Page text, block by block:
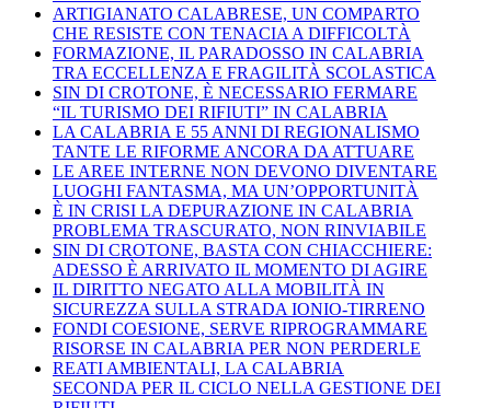
ARTIGIANATO CALABRESE, UN COMPARTO
CHE RESISTE CON TENACIA A DIFFICOLTÀ
FORMAZIONE, IL PARADOSSO IN CALABRIA
TRA ECCELLENZA E FRAGILITÀ SCOLASTICA
SIN DI CROTONE, È NECESSARIO FERMARE
“IL TURISMO DEI RIFIUTI” IN CALABRIA
LA CALABRIA E 55 ANNI DI REGIONALISMO
TANTE LE RIFORME ANCORA DA ATTUARE
LE AREE INTERNE NON DEVONO DIVENTARE
LUOGHI FANTASMA, MA UN’OPPORTUNITÀ
È IN CRISI LA DEPURAZIONE IN CALABRIA
PROBLEMA TRASCURATO, NON RINVIABILE
SIN DI CROTONE, BASTA CON CHIACCHIERE:
ADESSO È ARRIVATO IL MOMENTO DI AGIRE
IL DIRITTO NEGATO ALLA MOBILITÀ IN
SICUREZZA SULLA STRADA IONIO-TIRRENO
FONDI COESIONE, SERVE RIPROGRAMMARE
RISORSE IN CALABRIA PER NON PERDERLE
REATI AMBIENTALI, LA CALABRIA
SECONDA PER IL CICLO NELLA GESTIONE DEI